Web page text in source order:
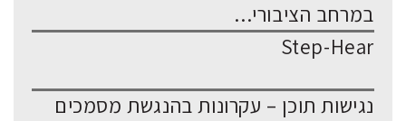
במרחב הציבורי...
Step-Hear
נגישות תוכן – עקרונות בהנגשת מסמכים